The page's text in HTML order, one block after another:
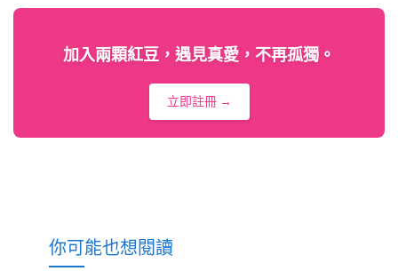
加入兩顆紅豆，遇見真愛，不再孤獨。
立即註冊 →
你可能也想閱讀